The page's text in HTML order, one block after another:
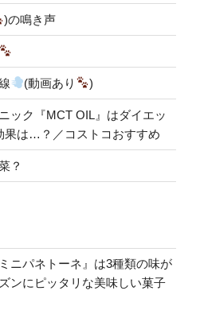
)の鳴き声
(動画あり )
ック『MCT OIL』はダイエッ
果は…？／コストコおすすめ
？
ニパネトーネ』は3種類の味が
ンにピッタリな美味しい菓子